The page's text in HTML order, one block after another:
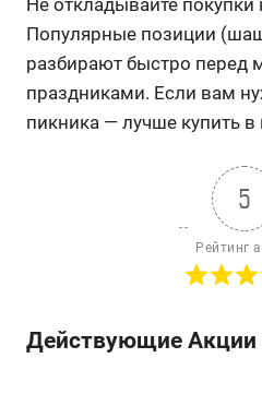
Не откладывайте
Популярные позиции
разбирают быстро перед
праздниками. Если вам
пикника — лучше купить в
5
Рейтинг
Действующие Акции